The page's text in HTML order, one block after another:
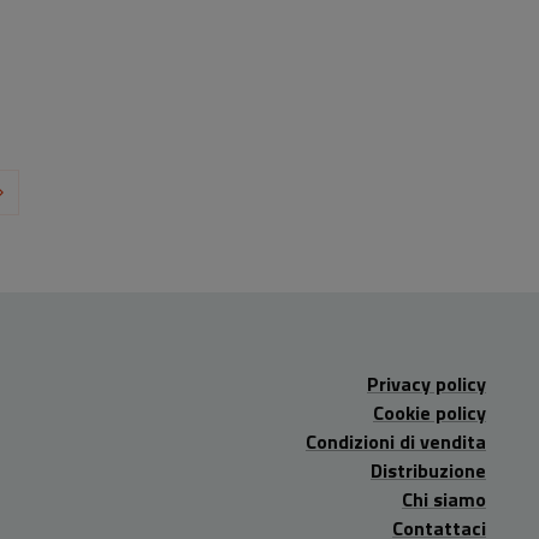
Privacy policy
Cookie policy
Condizioni di vendita
Distribuzione
Chi siamo
Contattaci